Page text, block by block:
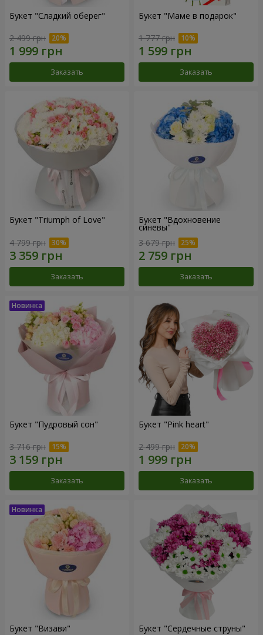
Букет "Сладкий оберег"
2 499 грн
Заказать
Букет "Маме в подарок"
1 777 грн
Заказать
Букет "Triumph of Love"
4 799 грн
Заказать
Букет "Вдохновение
синевы"
3 679 грн
Заказать
Букет "Пудровый сон"
3 716 грн
Заказать
Букет "Pink heart"
2 499 грн
Заказать
Букет "Визави" Букет "Сердечные струны"